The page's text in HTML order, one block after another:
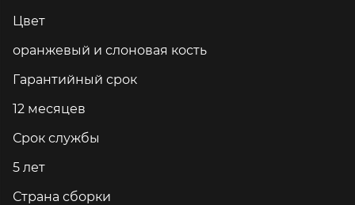
Цвет
оранжевый и слоновая кость
Гарантийный срок
12 месяцев
Срок службы
5 лет
Страна сборки